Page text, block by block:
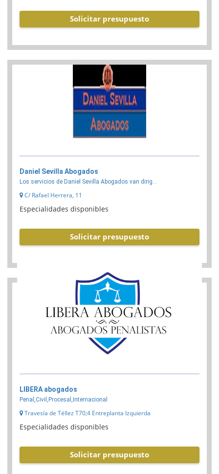
Solicitar presupuesto
Daniel Sevilla Abogados
Los servicios de Daniel Sevilla Abogados van dirig...
C/ Rafael Herrera, 11
Especialidades disponibles
Solicitar presupuesto
LIBERA abogados
Penal,Civil,Procesal,Internacional
Travesía de Téllez T70;4 Entreplanta Izquierda
Especialidades disponibles
Solicitar presupuesto